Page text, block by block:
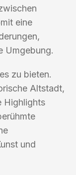
eine
Umgebung.
zu bieten.
Altstadt,
Highlights
und